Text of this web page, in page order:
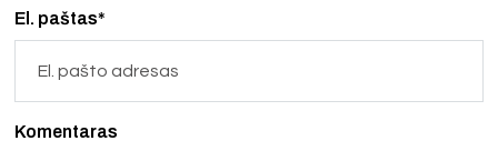
El. paštas*
Komentaras